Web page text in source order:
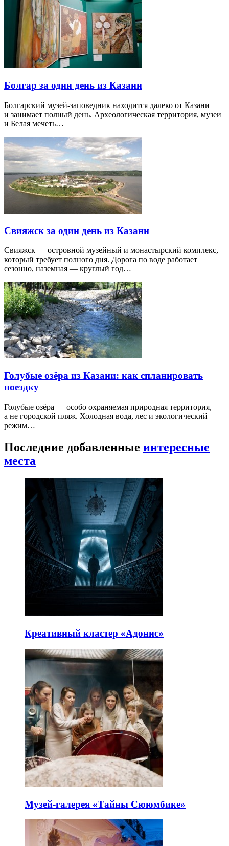
Болгар за один день из Казани
Болгарский музей-заповедник находится далеко от Казани
и занимает полный день. Археологическая территория, музеи
и Белая мечеть…
Свияжск за один день из Казани
Свияжск — островной музейный и монастырский комплекс,
который требует полного дня. Дорога по воде работает
сезонно, наземная — круглый год…
Голубые озёра из Казани: как спланировать
поездку
Голубые озёра — особо охраняемая природная территория,
а не городской пляж. Холодная вода, лес и экологический
режим…
Последние добавленные интересные
места
Креативный кластер «Адонис»
Музей-галерея «Тайны Сююмбике»